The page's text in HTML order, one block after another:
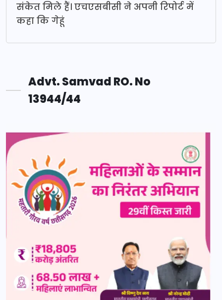
संकेत मिले हैं। एचएसबीसी ने अपनी रिपोर्ट में
कहा कि गेहूं
Advt. Samvad RO. No
13944/44